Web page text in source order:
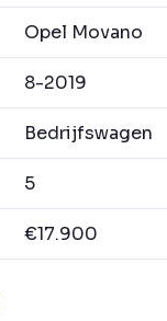
Opel Movano
8-2019
Bedrijfswagen
5
€17.900